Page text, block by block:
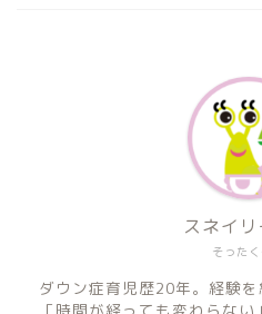
そった
スネイ
ダウン症育児歴20年。経験